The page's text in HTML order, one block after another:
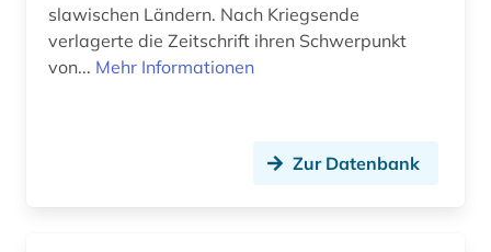
geobiologie (1)
geochemie (1)
geosystem (1)
slawischen Ländern. Nach Kriegsende
verlagerte die Zeitschrift ihren Schwerpunkt
von... Mehr Informationen
Zur Datenbank